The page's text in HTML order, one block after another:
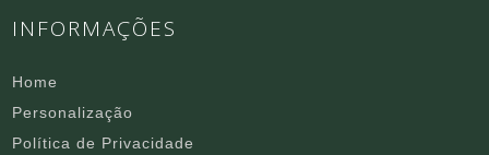
INFORMAÇÕES
Home
Personalização
Política de Privacidade